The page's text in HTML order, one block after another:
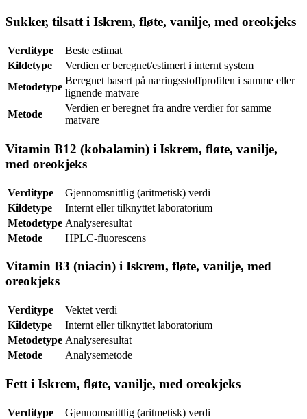
Sukker, tilsatt i Iskrem, fløte, vanilje, med oreokjeks
Verditype
Beste estimat
Kildetype
Verdien er beregnet/estimert i internt system
Metodetype
Beregnet basert på næringsstoffprofilen i samme eller
lignende matvare
Metode
Verdien er beregnet fra andre verdier for samme
matvare
Vitamin B12 (kobalamin) i Iskrem, fløte, vanilje,
med oreokjeks
Verditype
Gjennomsnittlig (aritmetisk) verdi
Kildetype
Internt eller tilknyttet laboratorium
Metodetype Analyseresultat
Metode
HPLC-fluorescens
Vitamin B3 (niacin) i Iskrem, fløte, vanilje, med
oreokjeks
Verditype
Vektet verdi
Kildetype
Internt eller tilknyttet laboratorium
Metodetype Analyseresultat
Metode
Analysemetode
Fett i Iskrem, fløte, vanilje, med oreokjeks
Verditype
Gjennomsnittlig (aritmetisk) verdi